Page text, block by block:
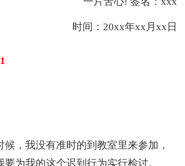
时间：20xx年xx月xx日
，我没有准时的到教室里来参加，
要为我的这个迟到行为实行检讨。